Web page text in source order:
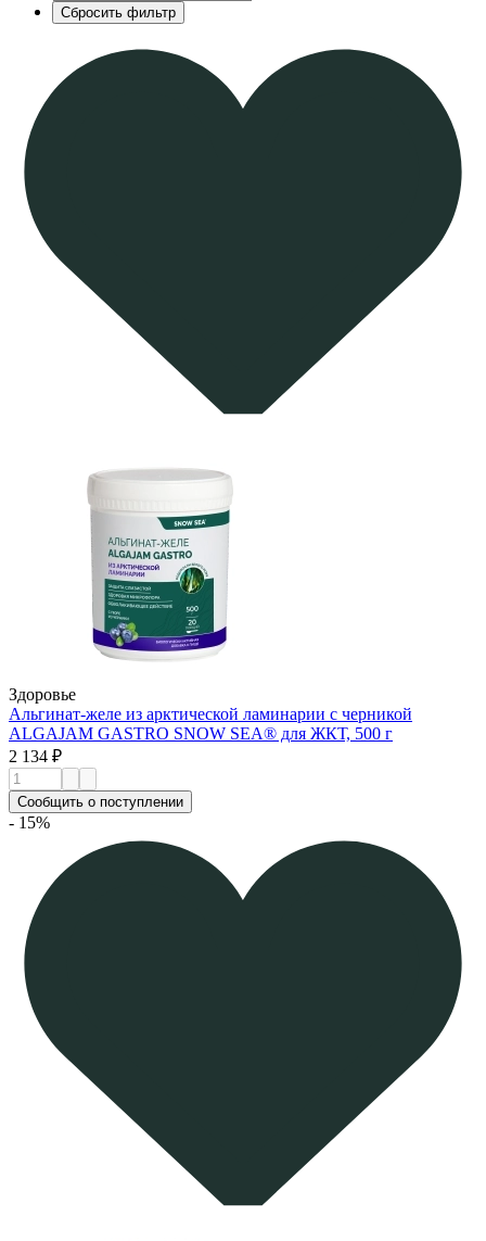
Сбросить фильтр
Здоровье
Альгинат-желе из арктической ламинарии с черникой
ALGAJAM GASTRO SNOW SEA® для ЖКТ, 500 г
2 134 ₽
Сообщить о поступлении
- 15%